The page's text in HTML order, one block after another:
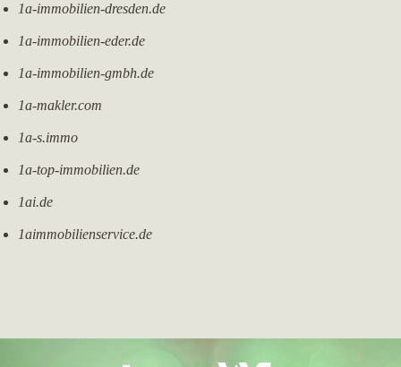
1a-immobilien-dresden.de
1a-immobilien-eder.de
1a-immobilien-gmbh.de
1a-makler.com
1a-s.immo
1a-top-immobilien.de
1ai.de
1aimmobilienservice.de